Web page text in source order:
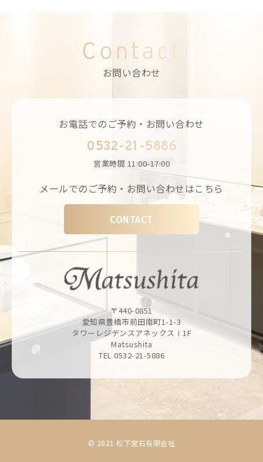
Contact
お問い合わせ
お電話でのご予約・お問い合わせ
0532-21-5886
営業時間 11:00-17:00
メールでのご予約・お問い合わせはこちら
CONTACT
〒440-0851
愛知県豊橋市前田南町1-1-3
タワーレジデンスアネックスⅠ1F
Matsushita
TEL 0532-21-5886
© 2021 松下宝石有限会社